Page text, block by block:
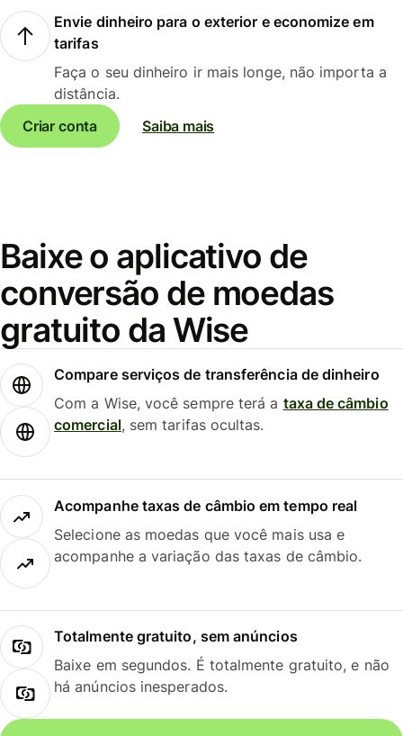
Envie dinheiro para o exterior e economize em
tarifas
Faça o seu dinheiro ir mais longe, não importa a
distância.
Criar conta
Saiba mais
Baixe o aplicativo de
conversão de moedas
gratuito da Wise
Compare serviços de transferência de dinheiro
Com a Wise, você sempre terá a taxa de câmbio
comercial, sem tarifas ocultas.
Acompanhe taxas de câmbio em tempo real
Selecione as moedas que você mais usa e
acompanhe a variação das taxas de câmbio.
Totalmente gratuito, sem anúncios
Baixe em segundos. É totalmente gratuito, e não
há anúncios inesperados.